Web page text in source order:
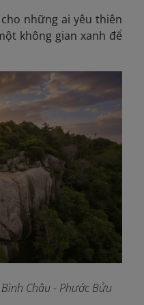
những ai yêu thiên
không gian xanh để
Châu - Phước Bửu